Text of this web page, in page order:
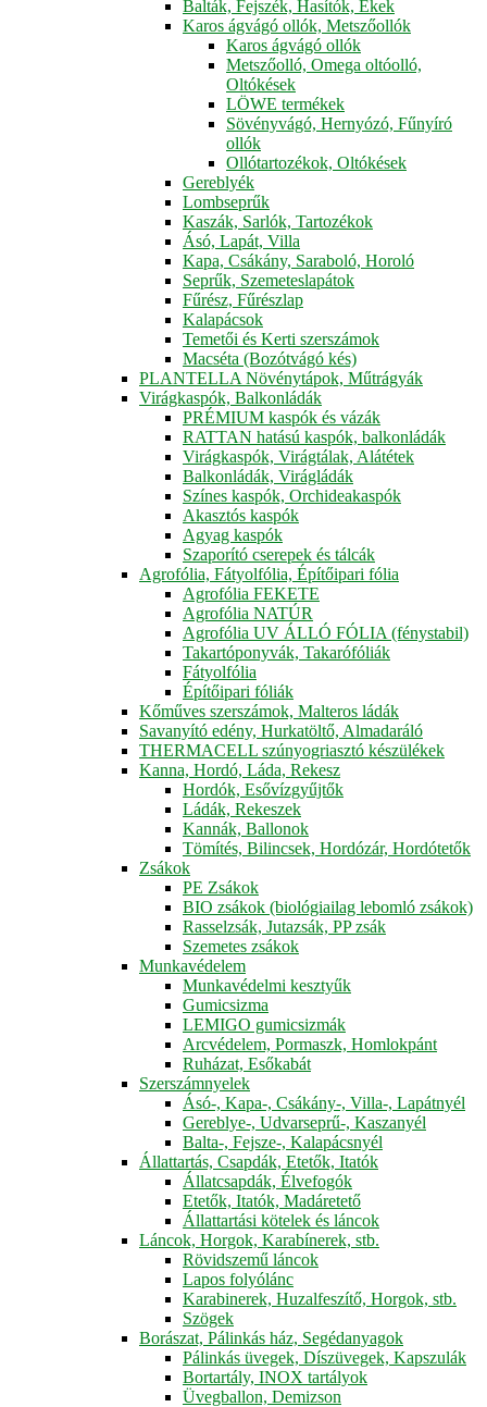
Balták, Fejszék, Hasítók, Ékek
Karos ágvágó ollók, Metszőollók
Karos ágvágó ollók
Metszőolló, Omega oltóolló,
Oltókések
LÖWE termékek
Sövényvágó, Hernyózó, Fűnyíró
ollók
Ollótartozékok, Oltókések
Gereblyék
Lombseprűk
Kaszák, Sarlók, Tartozékok
Ásó, Lapát, Villa
Kapa, Csákány, Saraboló, Horoló
Seprűk, Szemeteslapátok
Fűrész, Fűrészlap
Kalapácsok
Temetői és Kerti szerszámok
Macséta (Bozótvágó kés)
PLANTELLA Növénytápok, Műtrágyák
Virágkaspók, Balkonládák
PRÉMIUM kaspók és vázák
RATTAN hatású kaspók, balkonládák
Virágkaspók, Virágtálak, Alátétek
Balkonládák, Virágládák
Színes kaspók, Orchideakaspók
Akasztós kaspók
Agyag kaspók
Szaporító cserepek és tálcák
Agrofólia, Fátyolfólia, Építőipari fólia
Agrofólia FEKETE
Agrofólia NATÚR
Agrofólia UV ÁLLÓ FÓLIA (fénystabil)
Takartóponyvák, Takarófóliák
Fátyolfólia
Építőipari fóliák
Kőműves szerszámok, Malteros ládák
Savanyító edény, Hurkatöltő, Almadaráló
THERMACELL szúnyogriasztó készülékek
Kanna, Hordó, Láda, Rekesz
Hordók, Esővízgyűjtők
Ládák, Rekeszek
Kannák, Ballonok
Tömítés, Bilincsek, Hordózár, Hordótetők
Zsákok
PE Zsákok
BIO zsákok (biológiailag lebomló zsákok)
Rasselzsák, Jutazsák, PP zsák
Szemetes zsákok
Munkavédelem
Munkavédelmi kesztyűk
Gumicsizma
LEMIGO gumicsizmák
Arcvédelem, Pormaszk, Homlokpánt
Ruházat, Esőkabát
Szerszámnyelek
Ásó-, Kapa-, Csákány-, Villa-, Lapátnyél
Gereblye-, Udvarseprű-, Kaszanyél
Balta-, Fejsze-, Kalapácsnyél
Állattartás, Csapdák, Etetők, Itatók
Állatcsapdák, Élvefogók
Etetők, Itatók, Madáretető
Állattartási kötelek és láncok
Láncok, Horgok, Karabínerek, stb.
Rövidszemű láncok
Lapos folyólánc
Karabinerek, Huzalfeszítő, Horgok, stb.
Szögek
Borászat, Pálinkás ház, Segédanyagok
Pálinkás üvegek, Díszüvegek, Kapszulák
Bortartály, INOX tartályok
Üvegballon, Demizson